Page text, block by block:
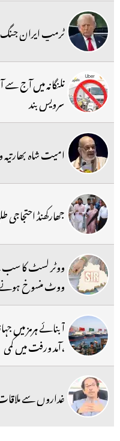
ٹرمپ ایران
تلنگانہ میں آج
سرویس بند
امیت شاہ بھارتیہ ودیا پار
جھارکھنڈ
ووٹ منسوخ
آبنائے ہرمز
،آمد ورفت میں کمی
غداروں سے